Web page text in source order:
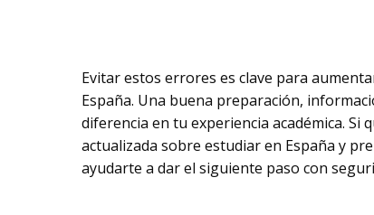
Evitar estos errores es clave para
España. Una buena preparación,
diferencia en tu experiencia académica.
actualizada sobre estudiar en España y
ayudarte a dar el siguiente paso con